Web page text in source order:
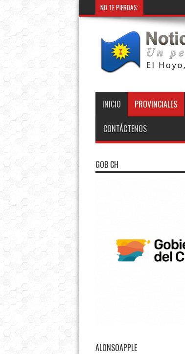
NO TE PIERDAS:
INICIO PROVINCIALES
CONTÁCTENOS
GOB CH
ALONSOAPPLE